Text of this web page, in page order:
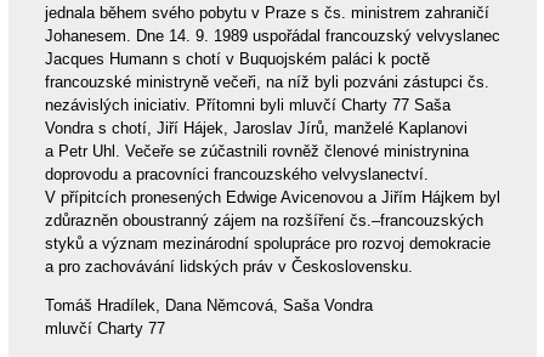
jednala během svého pobytu v Praze s čs. ministrem zahraničí
Johanesem. Dne 14. 9. 1989 uspořádal francouzský velvyslanec
Jacques Humann s chotí v Buquojském paláci k poctě
francouzské ministryně večeři, na níž byli pozváni zástupci čs.
nezávislých iniciativ. Přítomni byli mluvčí Charty 77 Saša
Vondra s chotí, Jiří Hájek, Jaroslav Jírů, manželé Kaplanovi
a Petr Uhl. Večeře se zúčastnili rovněž členové ministrynina
doprovodu a pracovníci francouzského velvyslanectví.
V přípitcích pronesených Edwige Avicenovou a Jiřím Hájkem byl
zdůrazněn oboustranný zájem na rozšíření čs.–francouzských
styků a význam mezinárodní spolupráce pro rozvoj demokracie
a pro zachovávání lidských práv v Československu.
Tomáš Hradílek, Dana Němcová, Saša Vondra
mluvčí Charty 77